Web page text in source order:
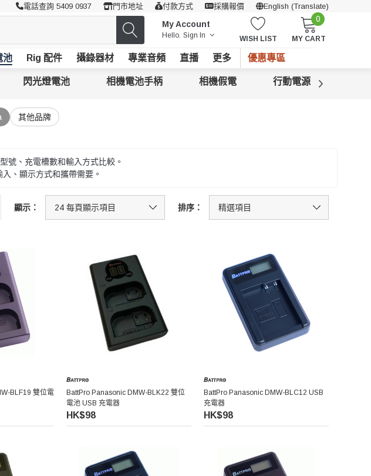
電話查詢 5409 0937 門市地址 付款方式 採購報價 English (Translate)
My Account
Hello. Sign In WISH LIST
0
MY CART
池 Rig 配件 攝錄器材 專業音頻 直播 更多 優惠專區
閃光燈電池 相機電池手柄 相機假電 行動電源
其他品牌
號、充電槽數和輸入方式比較。
、顯示方式和攜帶需要。
顯示： 排序：
BLF19 雙位電
BattPro Panasonic DMW-BLK22 雙位
電池 USB 充電器
HK$98
BattPro Panasonic DMW-BLC12 USB
充電器
HK$98